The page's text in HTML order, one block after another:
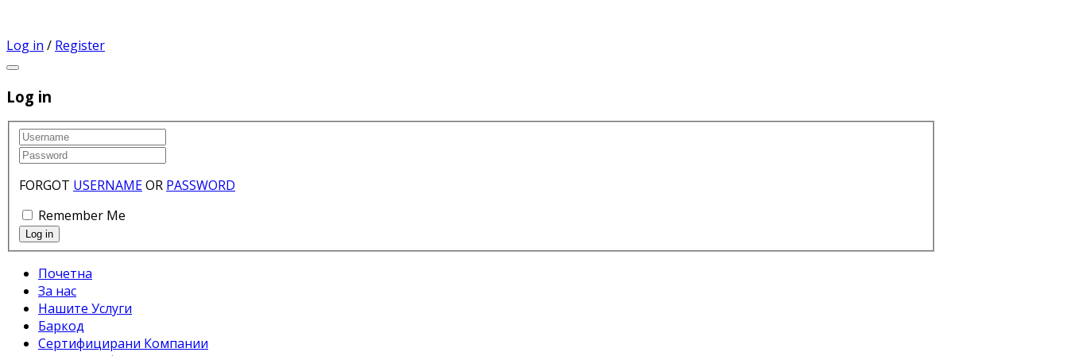
Log in / Register
Log in
FORGOT USERNAMEOR PASSWORD
Remember Me
Почетна
За нас
Нашите Услуги
Баркод
Сертифицирани Компании